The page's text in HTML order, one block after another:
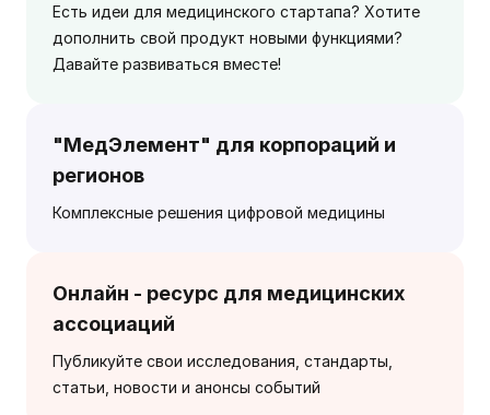
Есть идеи для медицинского стартапа? Хотите
дополнить свой продукт новыми функциями?
Давайте развиваться вместе!
"МедЭлемент" для корпораций и
регионов
Комплексные решения цифровой медицины
Онлайн - ресурс для медицинских
ассоциаций
Публикуйте свои исследования, стандарты,
статьи, новости и анонсы событий